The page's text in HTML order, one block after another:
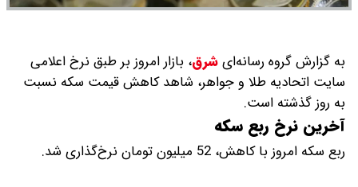
به گزارش گروه رسانه‌ایشرق، بازار امروز بر طبق نرخ اعلامی
سایت اتحادیه طلا و جواهر، شاهد کاهش قیمت‌‌‌‌ سکه نسبت
به روز گذشته است.
آخرین نرخ ربع سکه
ربع سکه امروز با کاهش، 52 میلیون تومان نرخ‌گذاری شد.